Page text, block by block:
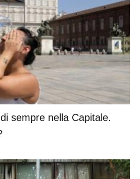
sempre nella Capitale.